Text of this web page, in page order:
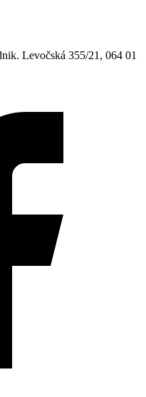
Levočská 355/21, 064 01